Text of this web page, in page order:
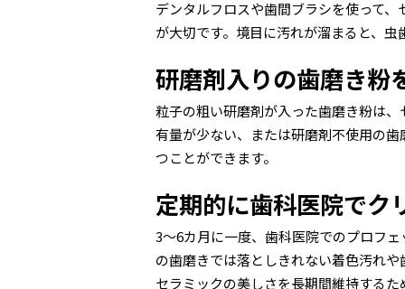
デンタルフロスや歯間ブラシを使って
が大切です。境目に汚れが溜まると、虫
研磨剤入りの歯磨き粉
粒子の粗い研磨剤が入った歯磨き粉は
有量が少ない、または研磨剤不使用の
つことができます。
定期的に歯科医院でク
3〜6カ月に一度、歯科医院でのプロフ
の歯磨きでは落としきれない着色汚れや
セラミックの美しさを長期間維持するた